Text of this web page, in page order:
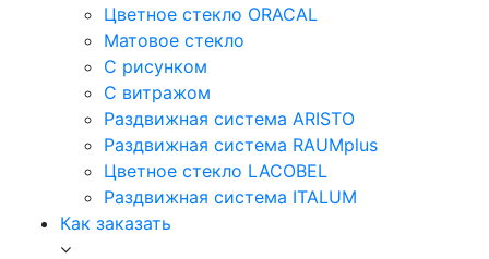
Цветное стекло ORACAL
Матовое стекло
C рисунком
C витражом
Раздвижная система ARISTO
Раздвижная система RAUMplus
Цветное стекло LACOBEL
Раздвижная система ITALUM
Как заказать